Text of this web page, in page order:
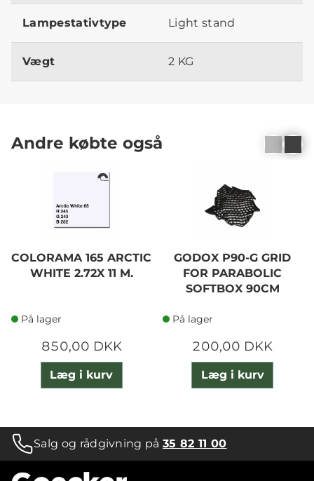
Lampestativtype Light stand
Vægt 2 KG
Andre købte også
COLORAMA 165 ARCTIC
WHITE 2.72X 11 M.
På lager
850,00 DKK
Læg i kurv
GODOX P90-G GRID
FOR PARABOLIC
SOFTBOX 90CM
På lager
200,00 DKK
Læg i kurv
Salg og rådgivning på35 82 11 00